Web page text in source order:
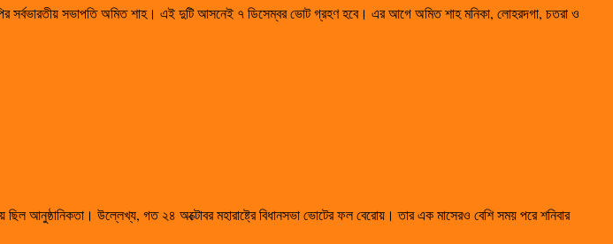
সভাপতি অমিত শাহ। এই দুটি আসনেই ৭ ডিসেম্বর ভোট গ্রহণ হবে। এর আগে অমিত শাহ মনিকা, লোহরদগা, চতরা ও
আনুষ্ঠানিকতা। উল্লেখ্য, গত ২৪ অক্টোবর মহারাষ্ট্রে বিধানসভা ভোটের ফল বেরোয়। তার এক মাসেরও বেশি সময় পরে শনিবার